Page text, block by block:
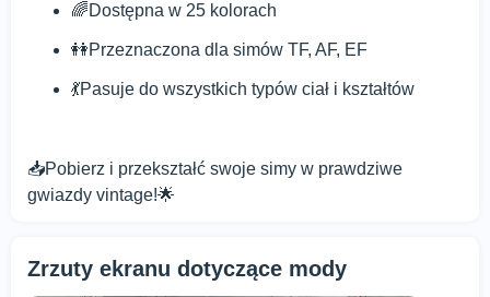
🌈Dostępna w 25 kolorach
👭Przeznaczona dla simów TF, AF, EF
💃Pasuje do wszystkich typów ciał i kształtów
📥Pobierz i przekształć swoje simy w prawdziwe
gwiazdy vintage!🌟
Zrzuty ekranu dotyczące mody